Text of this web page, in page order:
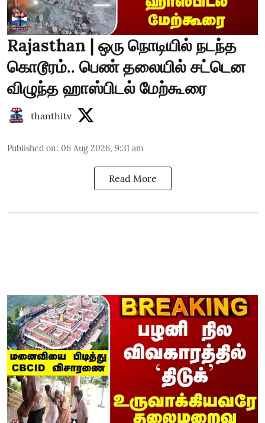
Rajasthan | ஒரு நொடியில் நடந்த
கொடூரம்.. பெண் தலையில் சட்டென
விழுந்த ஹாஸ்பிடல் மேற்கூரை
thanthitv
Published on: 06 Aug 2026, 9:31 am
Read More